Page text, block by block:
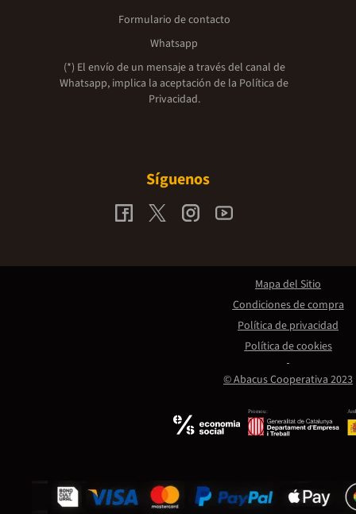
Formulario de contacto
Whatsapp
(*) El envío de un mensaje a través del canal de
Whatsapp, implica la aceptación de la Política de
Privacidad.
Síguenos
Promou:
© Abacus Cooperativa 2023
Mapa del Sitio
Condiciones de compra
Política de privacidad
Política de cookies